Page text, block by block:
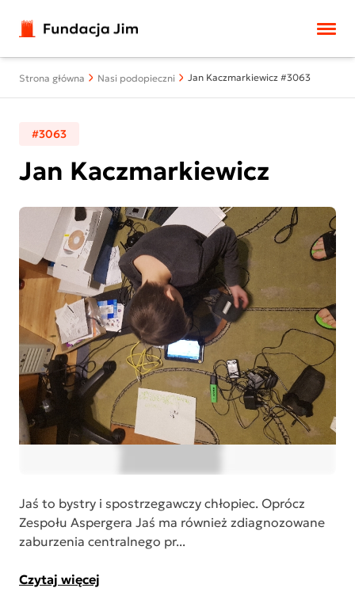
Strona główna Nasi podopieczni Jan Kaczmarkiewicz #3063
#3063
Jan Kaczmarkiewicz
Jaś to bystry i spostrzegawczy chłopiec. Oprócz
Zespołu Aspergera Jaś ma również zdiagnozowane
zaburzenia centralnego pr...
Czytaj więcej